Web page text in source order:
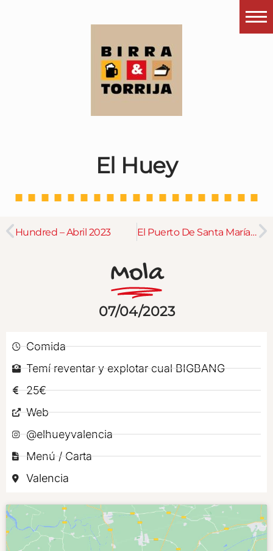
¿Esto que es pués?
Últimas visitas
Todos los garitos
Por el mundo
Contactar
Instagram
El Huey
Hundred – Abril 2023 El Puerto De Santa María – Mayo 2023
Mola
07/04/2023
Comida
Temí reventar y explotar cual BIGBANG
25€
Web
@elhueyvalencia
Menú / Carta
Valencia